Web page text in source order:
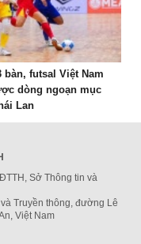
bàn, futsal Việt Nam
dòng ngoạn mục
Lan
Sở Thông tin và
Truyền thông, đường Lê
Việt Nam